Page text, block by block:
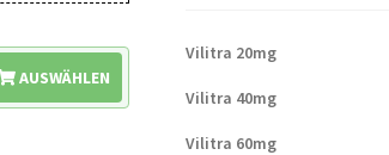
AUSWÄHLEN
Vilitra 20mg
Vilitra 40mg
Vilitra 60mg